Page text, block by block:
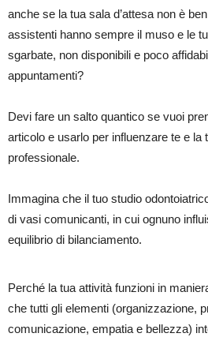
anche se la tua sala d’attesa non è
assistenti hanno sempre il muso e le
sgarbate, non disponibili e poco
appuntamenti?
Devi fare un salto quantico se vuoi
articolo e usarlo per influenzare te e la
professionale.
Immagina che il tuo studio
di vasi comunicanti, in cui ognuno
equilibrio di bilanciamento.
Perché la tua attività funzioni in
che tutti gli elementi (organizzazione,
comunicazione, empatia e bellezza)